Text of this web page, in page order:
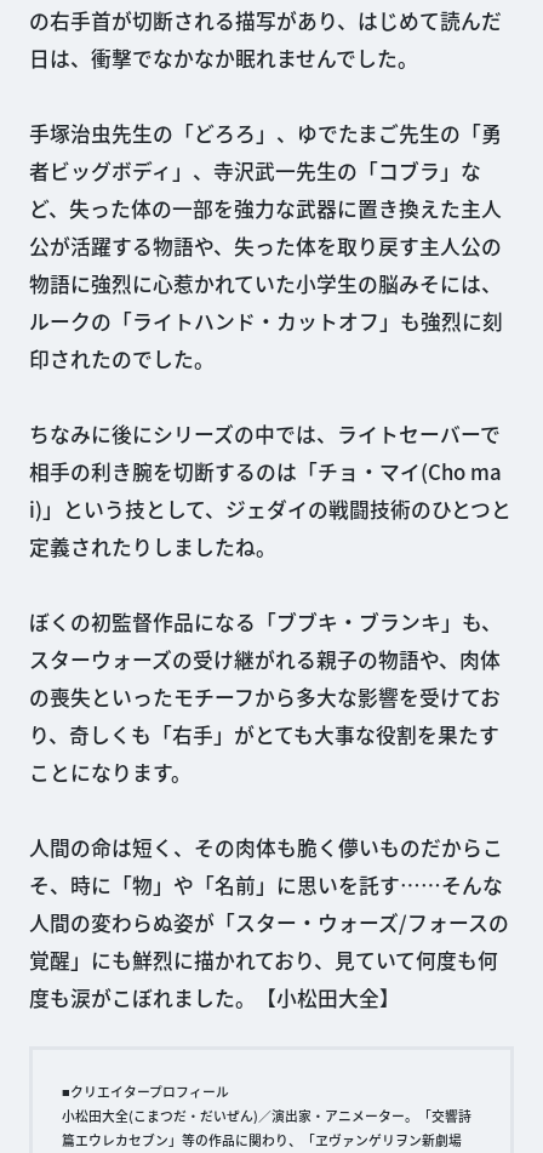
の右手首が切断される描写があり、はじめて読んだ
日は、衝撃でなかなか眠れませんでした。
手塚治虫先生の「どろろ」、ゆでたまご先生の「勇
者ビッグボディ」、寺沢武一先生の「コブラ」な
ど、失った体の一部を強力な武器に置き換えた主人
公が活躍する物語や、失った体を取り戻す主人公の
物語に強烈に心惹かれていた小学生の脳みそには、
ルークの「ライトハンド・カットオフ」も強烈に刻
印されたのでした。
ちなみに後にシリーズの中では、ライトセーバーで
相手の利き腕を切断するのは「チョ・マイ(Cho ma
i)」という技として、ジェダイの戦闘技術のひとつと
定義されたりしましたね。
ぼくの初監督作品になる「ブブキ・ブランキ」も、
スターウォーズの受け継がれる親子の物語や、肉体
の喪失といったモチーフから多大な影響を受けてお
り、奇しくも「右手」がとても大事な役割を果たす
ことになります。
人間の命は短く、その肉体も脆く儚いものだからこ
そ、時に「物」や「名前」に思いを託す……そんな
人間の変わらぬ姿が「スター・ウォーズ/フォースの
覚醒」にも鮮烈に描かれており、見ていて何度も何
度も涙がこぼれました。【小松田大全】
■クリエイタープロフィール
小松田大全(こまつだ・だいぜん)／演出家・アニメーター。「交響詩
篇エウレカセブン」等の作品に関わり、「ヱヴァンゲリヲン新劇場